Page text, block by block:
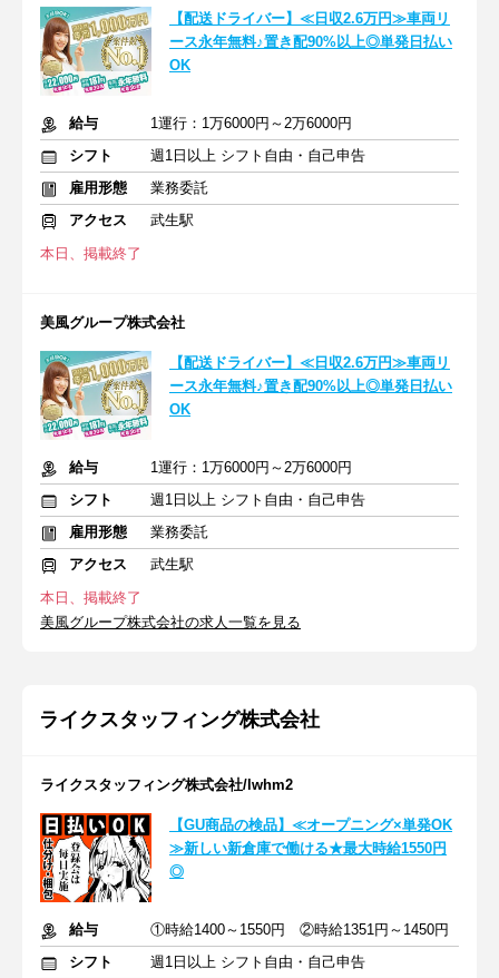
【配送ドライバー】≪日収2.6万円≫車両リ
ース永年無料♪置き配90%以上◎単発日払い
OK
給与
1運行：1万6000円～2万6000円
シフト
週1日以上 シフト自由・自己申告
雇用形態
業務委託
アクセス
武生駅
本日、掲載終了
美風グループ株式会社
【配送ドライバー】≪日収2.6万円≫車両リ
ース永年無料♪置き配90%以上◎単発日払い
OK
給与
1運行：1万6000円～2万6000円
シフト
週1日以上 シフト自由・自己申告
雇用形態
業務委託
アクセス
武生駅
本日、掲載終了
美風グループ株式会社の求人一覧を見る
ライクスタッフィング株式会社
ライクスタッフィング株式会社/lwhm2
【GU商品の検品】≪オープニング×単発OK
≫新しい新倉庫で働ける★最大時給1550円
◎
給与
①時給1400～1550円 ②時給1351円～1450円
シフト
週1日以上 シフト自由・自己申告